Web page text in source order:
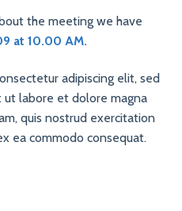
the meeting we have
at 10.00 AM.
adipiscing elit, sed
labore et dolore magna
quis nostrud exercitation
ea commodo consequat.